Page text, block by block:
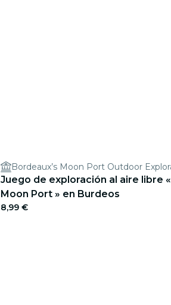
Juego de exploración al aire libre «
Moon Port » en Burdeos
8,99 €